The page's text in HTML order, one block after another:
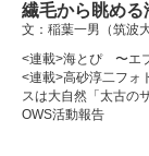
繊毛から眺める
文：稲葉一男（筑波
<連載>海とぴ 〜エ
<連載>高砂淳二フォ
スは大自然「太古の
OWS活動報告